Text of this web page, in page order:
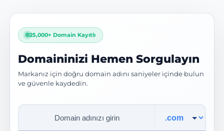
25,000+ Domain Kayıtlı
Domaininizi Hemen Sorgulayın
Markanız için doğru domain adını saniyeler içinde bulun
ve güvenle kaydedin.